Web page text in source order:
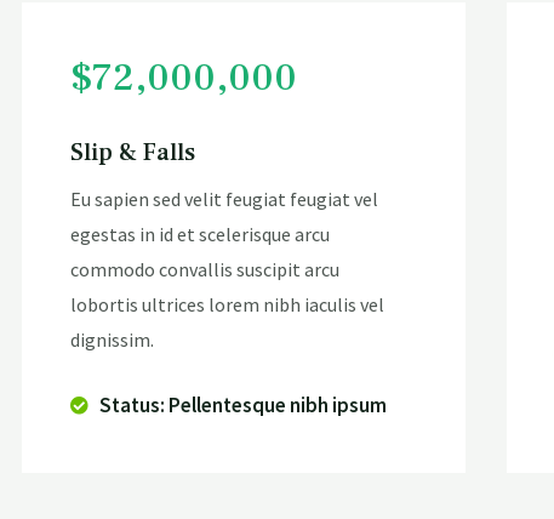
$72,000,000
Slip & Falls
Eu sapien sed velit feugiat feugiat vel
egestas in id et scelerisque arcu
commodo convallis suscipit arcu
lobortis ultrices lorem nibh iaculis vel
dignissim.
Status: Pellentesque nibh ipsum